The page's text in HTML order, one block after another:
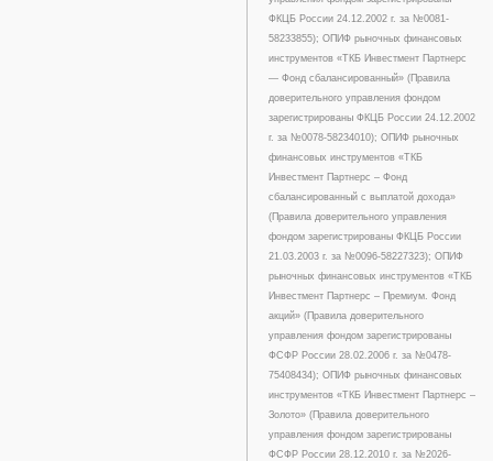
ФКЦБ России 24.12.2002 г. за №0081-
58233855); ОПИФ рыночных финансовых
инструментов «ТКБ Инвестмент Партнерс
— Фонд сбалансированный» (Правила
доверительного управления фондом
зарегистрированы ФКЦБ России 24.12.2002
г. за №0078-58234010); ОПИФ рыночных
финансовых инструментов «ТКБ
Инвестмент Партнерс – Фонд
сбалансированный с выплатой дохода»
(Правила доверительного управления
фондом зарегистрированы ФКЦБ России
21.03.2003 г. за №0096-58227323); ОПИФ
рыночных финансовых инструментов «ТКБ
Инвестмент Партнерс – Премиум. Фонд
акций» (Правила доверительного
управления фондом зарегистрированы
ФСФР России 28.02.2006 г. за №0478-
75408434); ОПИФ рыночных финансовых
инструментов «ТКБ Инвестмент Партнерс –
Золото» (Правила доверительного
управления фондом зарегистрированы
ФСФР России 28.12.2010 г. за №2026-